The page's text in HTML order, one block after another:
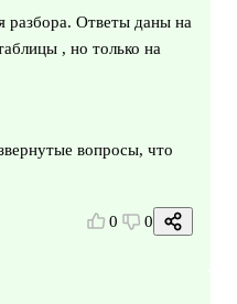
разбора. Ответы даны на
, но только на
вопросы, что
0 0